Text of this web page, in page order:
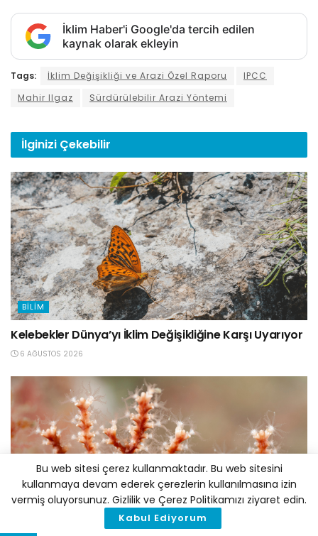
İklim Haber'i Google'da tercih edilen
kaynak olarak ekleyin
Tags: İklim Değişikliği ve Arazi Özel Raporu
IPCC
Mahir Ilgaz
Sürdürülebilir Arazi Yöntemi
İlginizi Çekebilir
BILIM
Kelebekler Dünya’yı İklim Değişikliğine Karşı Uyarıyor
6 AĞUSTOS 2026
Bu web sitesi çerez kullanmaktadır. Bu web sitesini
kullanmaya devam ederek çerezlerin kullanılmasına izin
vermiş oluyorsunuz. Gizlilik ve Çerez Politikamızı ziyaret edin.
Kabul Ediyorum